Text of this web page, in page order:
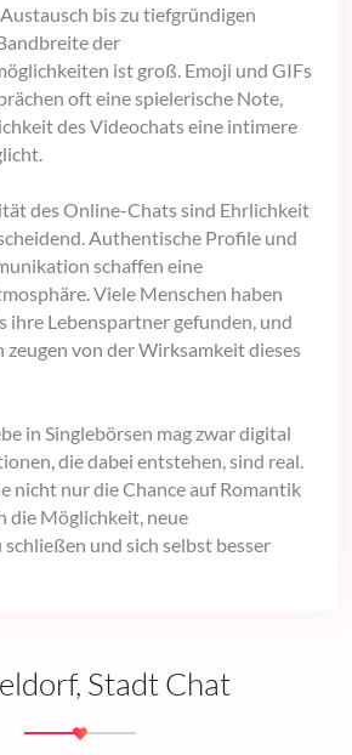
bis zu tiefgründigen
der
ist groß. Emoji und GIFs
oft eine spielerische Note,
des Videochats eine intimere
des Online-Chats sind Ehrlichkeit
Authentische Profile und
schaffen eine
Viele Menschen haben
Lebenspartner gefunden, und
zeugen von der Wirksamkeit dieses
in Singlebörsen mag zwar digital
die dabei entstehen, sind real.
nicht nur die Chance auf Romantik
die Möglichkeit, neue
und sich selbst besser
Stadt Chat